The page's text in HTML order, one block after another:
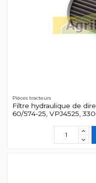
Pièces tracteurs
Filtre hydraulique de
60/574-25, VPJ4525,